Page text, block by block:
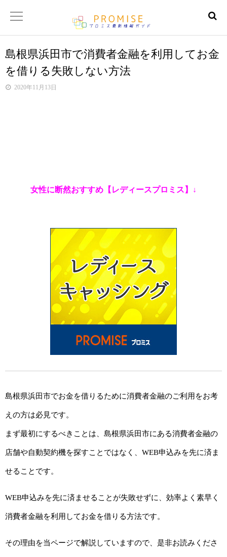
返済金額シュミレーター
【サイトマップ】
島根県浜田市で消費者金融を利用してお金
を借りる失敗しない方法
2020年11月13日
女性に断然おすすめ【レディースプロミス】↓
島根県浜田市でお金を借りるために消費者金融のご利用をお考
えの方は必見です。
まず最初にするべきことは、島根県浜田市にある消費者金融の
店舗や自動契約機を探すことではなく、WEB申込みを先に済ま
せることです。
WEB申込みを先に済ませることが失敗せずに、効率よく素早く
消費者金融を利用してお金を借りる方法です。
その理由を当ページで解説していますので、是非お読みくださ